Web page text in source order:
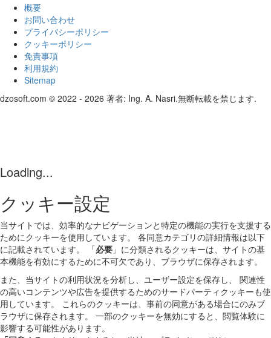
概要
お問い合わせ
プライバシーポリシー
クッキーポリシー
免責事項
利用規約
Sitemap
dzosoft.com © 2022 - 2026 著者: Ing. A. Nasri.無断転載を禁じます.
Loading...
クッキー設定
当サイトでは、効率的なナビゲーションと特定の機能の実行を支援する
ためにクッキーを使用しています。 各同意カテゴリの詳細情報は以下
に記載されています。 「必要 」に分類されるクッキーは、サイトの基
本機能を有効にするために不可欠であり、ブラウザに保存されます。
また、当サイトの利用状況を分析し、ユーザー設定を保存し、 関連性
の高いコンテンツや広告を提供するためのサードパーティクッキーも使
用しています。 これらのクッキーは、事前の同意がある場合にのみブ
ラウザに保存されます。 一部のクッキーを無効にすると、閲覧体験に
影響する可能性があります。